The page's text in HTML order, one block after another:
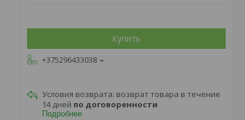
Купить
+375296433038
возврат товара в течение
14 дней по договоренности
Подробнее